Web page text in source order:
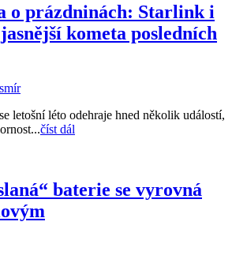
o prázdninách: Starlink i
kometa posledních
letošní léto odehraje hned několik událostí,
číst dál
baterie se vyrovná